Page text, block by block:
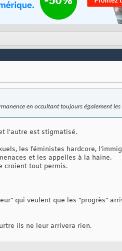
en occultant toujours également les
l'autre est stigmatisé.
les féministes hardcore,
et les appelles à la haine.
croient tout permis.
qui veulent que les "progrès"
ils ne leur arrivera rien.